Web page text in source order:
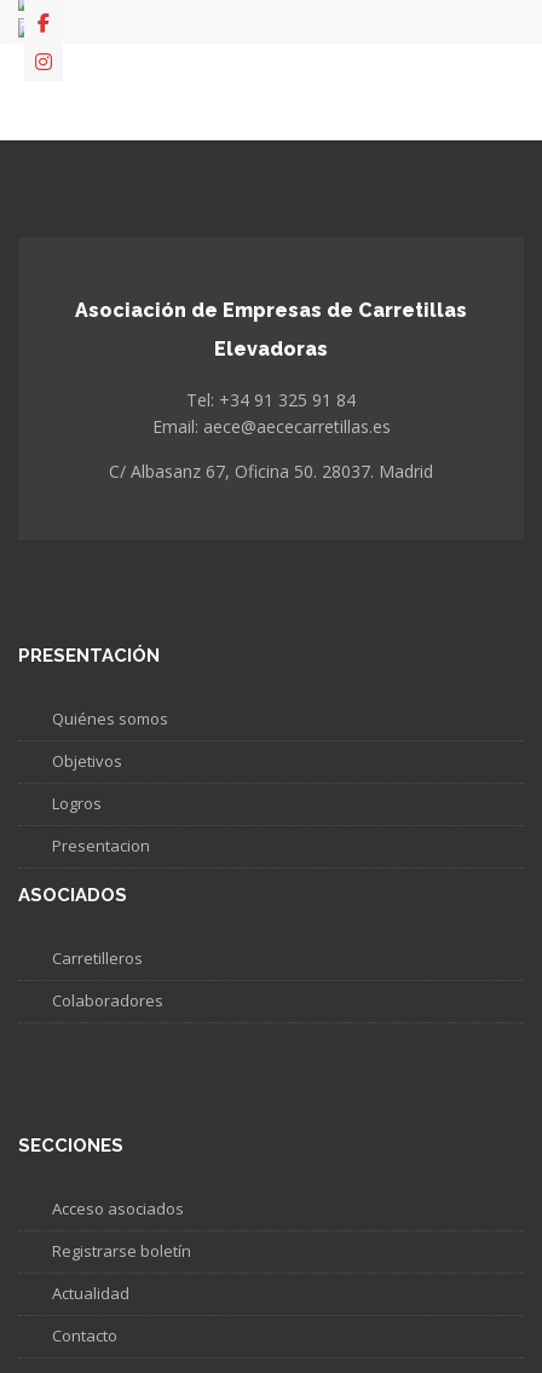
Asociación de Empresas de Carretillas
Elevadoras
Tel: +34 91 325 91 84
Email: aece@aececarretillas.es
C/ Albasanz 67, Oficina 50. 28037. Madrid
PRESENTACIÓN
Quiénes somos
Objetivos
Logros
Presentacion
ASOCIADOS
Carretilleros
Colaboradores
SECCIONES
Acceso asociados
Registrarse boletín
Actualidad
Contacto